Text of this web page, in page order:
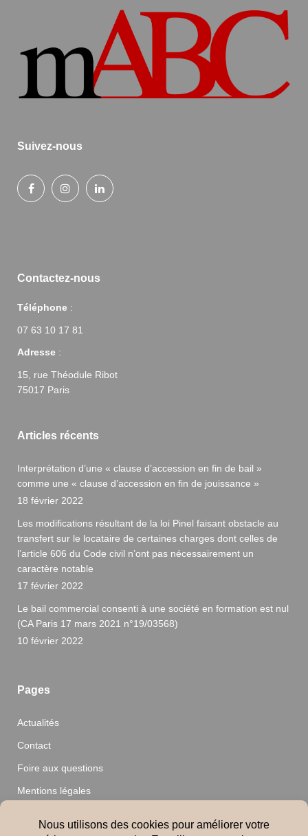
Suivez-nous
Contactez-nous
Téléphone :
07 63 10 17 81
Adresse :
15, rue Théodule Ribot
75017 Paris
Articles récents
Interprétation d’une « clause d’accession en fin de bail »
comme une « clause d’accession en fin de jouissance »
18 février 2022
Les modifications résultant de la loi Pinel faisant obstacle au
transfert sur le locataire de certaines charges dont celles de
l’article 606 du Code civil n’ont pas nécessairement un
caractère notable
17 février 2022
Le bail commercial consenti à une société en formation est nul
(CA Paris 17 mars 2021 n°19/03568)
10 février 2022
Pages
Actualités
Contact
Foire aux questions
Mentions légales